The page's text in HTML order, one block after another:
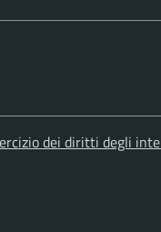
dei diritti degli